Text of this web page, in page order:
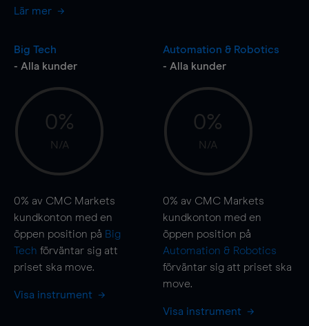
Lär mer
Big Tech
- Alla kunder
0%
N/A
0% av CMC Markets
kundkonton med en
öppen position på Big
Tech förväntar sig att
priset ska move.
Visa instrument
Automation & Robotics
- Alla kunder
0%
N/A
0% av CMC Markets
kundkonton med en
öppen position på
Automation & Robotics
förväntar sig att priset ska
move.
Visa instrument